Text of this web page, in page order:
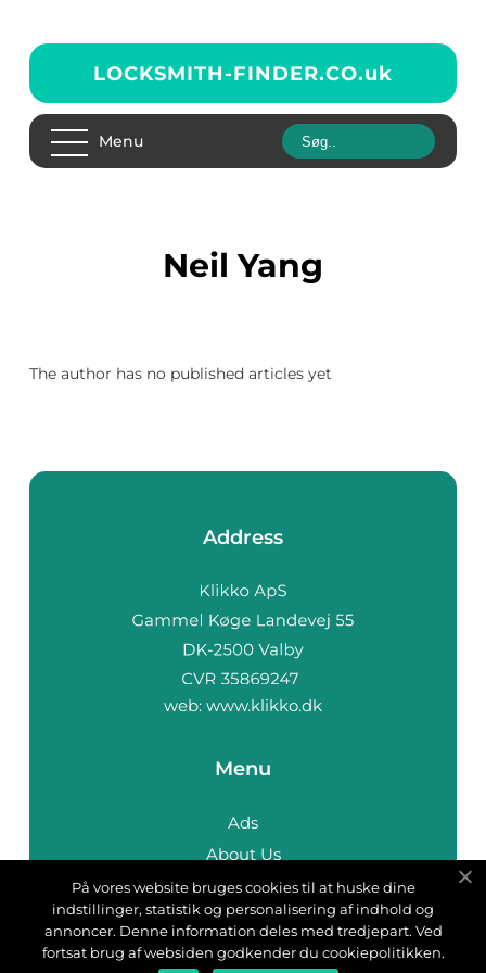
LOCKSMITH-FINDER.CO.uk
Menu
Neil Yang
The author has no published articles yet
Address
web: www.klikko.dk
Menu
Ads
About Us
Cookies
Contact
Sitemap
På vores website bruges cookies til at huske dine
indstillinger, statistik og personalisering af indhold og
annoncer. Denne information deles med tredjepart. Ved
fortsat brug af websiden godkender du cookiepolitikken.